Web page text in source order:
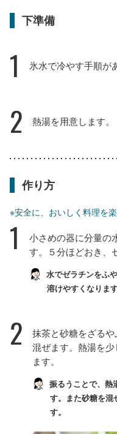
下準備
1 氷水で冷やす手順が
2 熱湯を用意します。
作り方
※安全に、おいしく料理を
1
小さめの器に分量の
す。５分ほどおき、
水でゼラチンをふ
溶けやすくなります
2
抹茶と砂糖をざる
混ぜます。熱湯を
ます。
振るうことで、熱
す。また砂糖を混
す。